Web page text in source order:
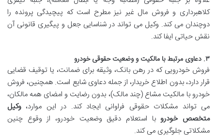
کلاهبرداری و فروش مال غیر نیز مطرح است که پیچیدگی پرونده را
دوچندان می کند. وکیل می تواند در شناسایی جعل و پیگیری قانونی آن
نقش حیاتی ایفا کند.
۳. دعاوی مرتبط با مالکیت و وضعیت حقوقی خودرو
فروش خودرویی که در رهن بانک، وثیقه برای ضمانت، یا توقیف قضایی
قرار دارد، بدون اطلاع خریدار، از جمله دعاوی شایع است. همچنین، فروش
خودرو با مالکیت مشاع (چند مالک)، بدون رضایت و امضای همه مالکان،
می تواند مشکلات حقوقی فراوانی ایجاد کند. در این موارد، وکیل
متخصص خودروبا استعلام دقیق وضعیت خودرو، از وقوع چنین
مشکلاتی جلوگیری می کند.